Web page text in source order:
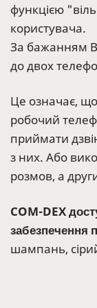
функцією
користувача.
За бажанням
до двох
Це означає,
робочий
приймати
з них. Або
розмов, а
COM-DEX
забезпечення
шампань,